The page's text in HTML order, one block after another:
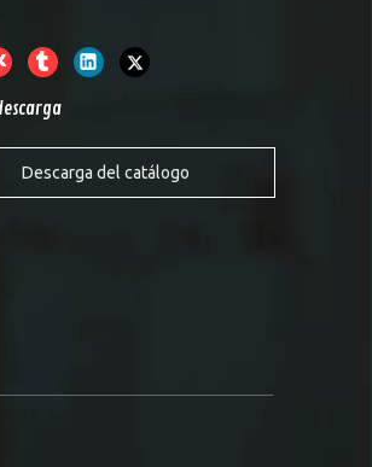
Descarga del catálogo